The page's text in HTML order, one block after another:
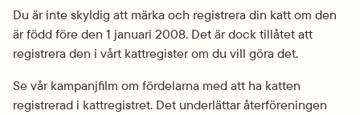
Du är inte skyldig att märka och registrera din katt om den
är född före den 1 januari 2008. Det är dock tillåtet att
registrera den i vårt kattregister om du vill göra det.
Se vår kampanjfilm om fördelarna med att ha katten
registrerad i kattregistret. Det underlättar återföreningen